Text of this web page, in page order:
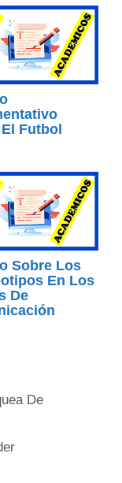
Futbol
Sobre Los
En Los
De
De